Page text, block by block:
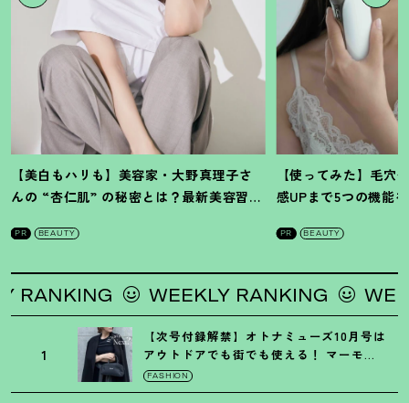
【美白もハリも】美容家・大野真理子さ
んの “杏仁肌” の秘密とは ？ 最新美容習慣
PR BEAUTY
【使ってみた】毛穴
感UPまで5つの機能
PR BEAUTY
WEEKLY RANKING WEEKLY
1
【次号付録解禁】オトナミューズ10月号は
アウトドアでも街でも使える ！ マーモッ
トの黒ショルダー
FASHION